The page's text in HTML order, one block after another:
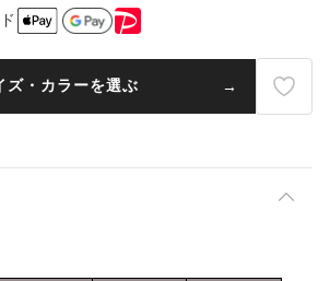
ズ・カラーを選ぶ